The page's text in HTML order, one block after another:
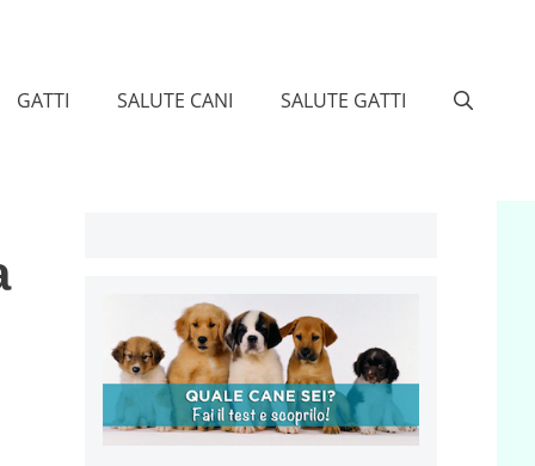
GATTI SALUTE CANI SALUTE GATTI